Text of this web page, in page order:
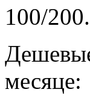
100/200.
месяце: